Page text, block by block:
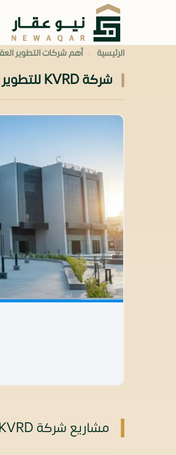
الرئيسية › أهم شركات التطوير
شركة KVRD للتطوير العقاري
مشاريع شركة KVRD للتطوير العقاري في القاهرة الجديدة